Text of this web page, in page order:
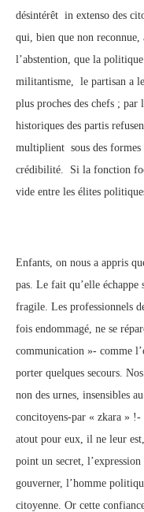
désintérêt in extenso des
qui, bien que non
l’abstention, que la
militantisme, le partisan a
plus proches des chefs ; par
historiques des partis
multiplient sous des formes
crédibilité. Si la fonction
vide entre les élites
Enfants, on nous a appris
pas. Le fait qu’elle
fragile. Les professionnels
fois endommagé, ne se
communication »- comme
porter quelques secours.
non des urnes, insensibles
concitoyens-par « zkara »
atout pour eux, il ne leur
point un secret,
gouverner, l’homme
citoyenne. Or cette